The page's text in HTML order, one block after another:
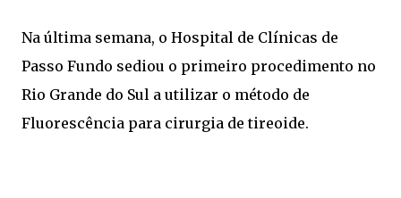
Na última semana, o Hospital de Clínicas de
Passo Fundo sediou o primeiro procedimento no
Rio Grande do Sul a utilizar o método de
Fluorescência para cirurgia de tireoide.